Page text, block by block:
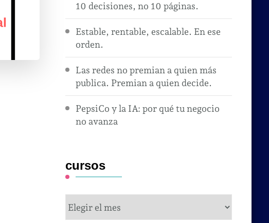
10 decisiones, no 10 páginas.
Estable, rentable, escalable. En ese
orden.
Las redes no premian a quien más
publica. Premian a quien decide.
PepsiCo y la IA: por qué tu negocio
no avanza
cursos
cursos